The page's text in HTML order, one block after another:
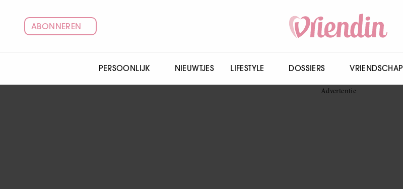
ABONNEREN
PERSOONLIJK NIEUWTJES LIFESTYLE DOSSIERS VRIENDSCHAP